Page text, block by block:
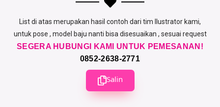
List di atas merupakan hasil contoh dari tim Ilustrator kami,
untuk pose , model baju nanti bisa disesuaikan , sesuai request
SEGERA HUBUNGI KAMI UNTUK PEMESANAN!
0852-2638-2771
Salin